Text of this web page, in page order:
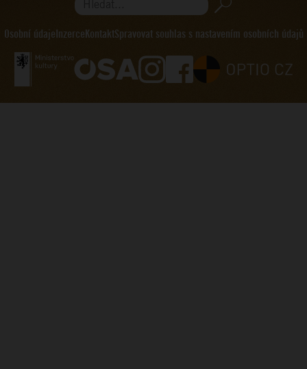
Hledat...
Osobní údajeInzerceKontaktSpravovat souhlas s nastavením osobních údajů